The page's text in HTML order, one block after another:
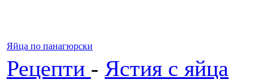
Яйца по панагюрски
Рецепти - Ястия с яйца